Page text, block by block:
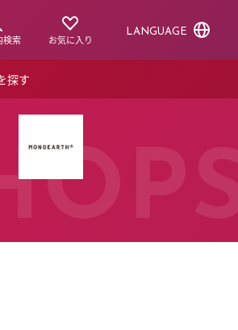
検索 お気に入り
LANGUAGE
探す